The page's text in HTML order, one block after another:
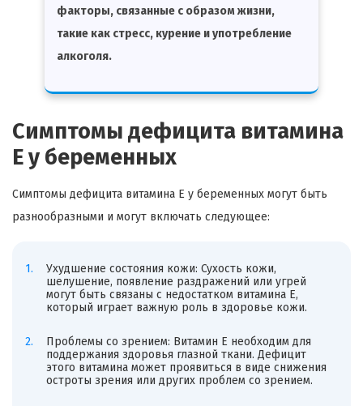
факторы, связанные с образом жизни,
такие как стресс, курение и употребление
алкоголя.
Симптомы дефицита витамина
Е у беременных
Симптомы дефицита витамина Е у беременных могут быть
разнообразными и могут включать следующее:
Ухудшение состояния кожи: Сухость кожи,
шелушение, появление раздражений или угрей
могут быть связаны с недостатком витамина Е,
который играет важную роль в здоровье кожи.
Проблемы со зрением: Витамин Е необходим для
поддержания здоровья глазной ткани. Дефицит
этого витамина может проявиться в виде снижения
остроты зрения или других проблем со зрением.